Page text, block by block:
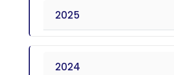
2025
2024